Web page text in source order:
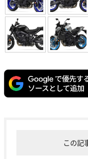
この記